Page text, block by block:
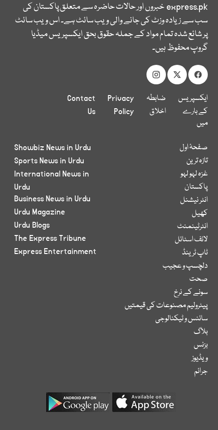
express.pkخبروں اور حالات حاضرہ سے متعلق پاکستان کی
سب سے زیادہ وزٹ کی جانے والی ویب سائٹ ہے۔ اس ویب سائٹ
پر شائع شدہ تمام مواد کے جملہ حقوق بحق ایکسپریس میڈیا
گروپ محفوظ ہیں۔
ایکسپریس
کے بارے
میں
ضابطہ
اخلاق
Privacy
Policy
Contact
Us
صفحۂ اول
تازہ ترین
غزہ لہو لہو
پاکستان
انٹر نیشنل
کھیل
انٹرٹینمنٹ
لائف اسٹائل
ٹاپ ٹرینڈ
دلچسپ و عجیب
صحت
سونے کے نرخ
پیٹرولیم مصنوعات کی قیمتیں
سائنس و ٹیکنالوجی
بلاگ
بزنس
ویڈیوز
جرائم
Showbiz News in Urdu
Sports News in Urdu
International News in
Urdu
Business News in Urdu
Urdu Magazine
Urdu Blogs
The Express Tribune
Express Entertainment